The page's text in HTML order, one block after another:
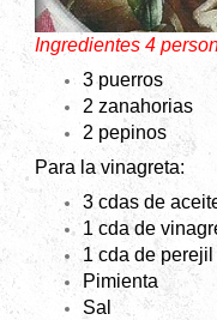
Ingredientes 4
3 puerros
2 zanahorias
2 pepinos
Para la vinagreta:
3 cdas de
1 cda de
1 cda de
Pimienta
Sal